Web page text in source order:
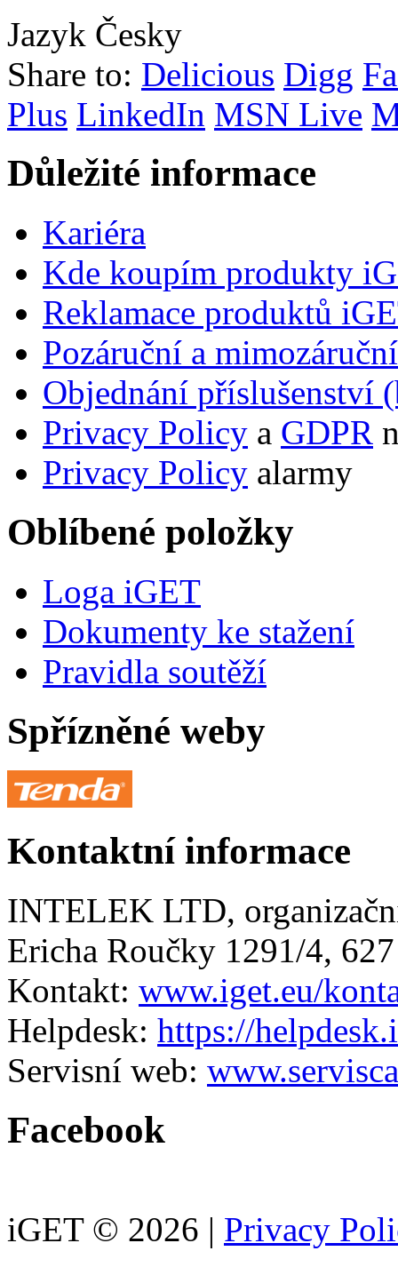
Jazyk Česky
Share to: Delicious Digg
Plus LinkedIn MSN Live
Důležité informace
Kariéra
Kde koupím produkty
Reklamace produktů
Pozáruční a
Objednání příslušenství
Privacy Policy a GDPR
Privacy Policy alarmy
Oblíbené položky
Loga iGET
Dokumenty ke stažení
Pravidla soutěží
Spřízněné weby
Kontaktní informace
INTELEK LTD,
Ericha Roučky 1291/4,
Kontakt: www.iget.eu/
Helpdesk: https://
Servisní web:
Facebook
iGET © 2026 | Privacy